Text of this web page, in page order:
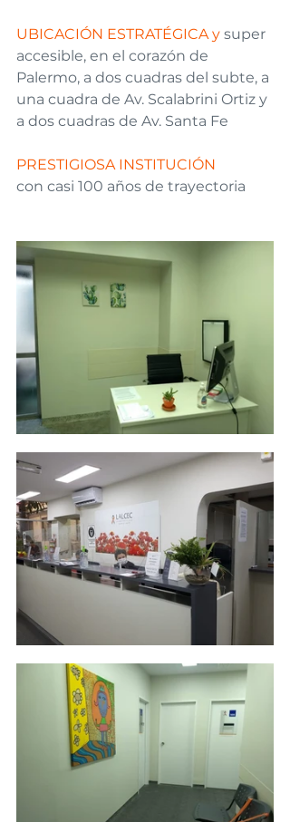
UBICACIÓN ESTRATÉGICA y super
accesible, en el corazón de
Palermo, a dos cuadras del subte, a
una cuadra de Av. Scalabrini Ortiz y
a dos cuadras de Av. Santa Fe
PRESTIGIOSA INSTITUCIÓN
con casi 100 años de trayectoria